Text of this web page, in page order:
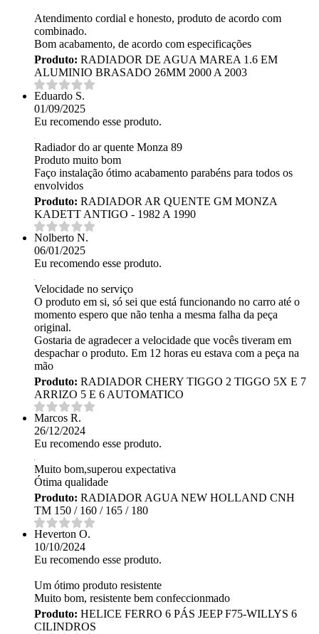
Atendimento cordial e honesto, produto de acordo com
combinado.
Bom acabamento, de acordo com especificações
Produto: RADIADOR DE AGUA MAREA 1.6 EM
ALUMINIO BRASADO 26MM 2000 A 2003
Eduardo S.
01/09/2025
Eu recomendo esse produto.
Radiador do ar quente Monza 89
Produto muito bom
Faço instalação ótimo acabamento parabéns para todos os
envolvidos
Produto: RADIADOR AR QUENTE GM MONZA
KADETT ANTIGO - 1982 A 1990
Nolberto N.
06/01/2025
Eu recomendo esse produto.
Velocidade no serviço
O produto em si, só sei que está funcionando no carro até o
momento espero que não tenha a mesma falha da peça
original.
Gostaria de agradecer a velocidade que vocês tiveram em
despachar o produto. Em 12 horas eu estava com a peça na
mão
Produto: RADIADOR CHERY TIGGO 2 TIGGO 5X E 7
ARRIZO 5 E 6 AUTOMATICO
Marcos R.
26/12/2024
Eu recomendo esse produto.
Muito bom,superou expectativa
Ótima qualidade
Produto: RADIADOR AGUA NEW HOLLAND CNH
TM 150 / 160 / 165 / 180
Heverton O.
10/10/2024
Eu recomendo esse produto.
Um ótimo produto resistente
Muito bom, resistente bem confeccionmado
Produto: HELICE FERRO 6 PÁS JEEP F75-WILLYS 6
CILINDROS